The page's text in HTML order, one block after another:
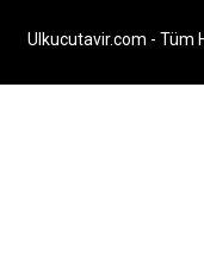
Ulkucutavir.com - Tüm